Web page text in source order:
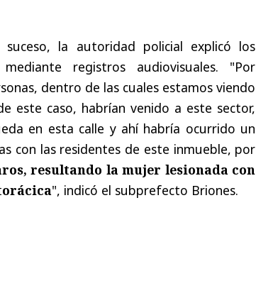
la autoridad policial explicó los
registros audiovisuales. "Por
dentro de las cuales estamos viendo
este caso, habrían venido a este sector,
en esta calle y ahí habría ocurrido un
con las residentes de este inmueble, por
resultando la mujer lesionada con
", indicó el subprefecto Briones.